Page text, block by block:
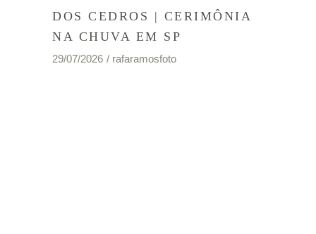
DOS CEDROS | CERIMÔNIA
NA CHUVA EM SP
29/07/2026 rafaramosfoto